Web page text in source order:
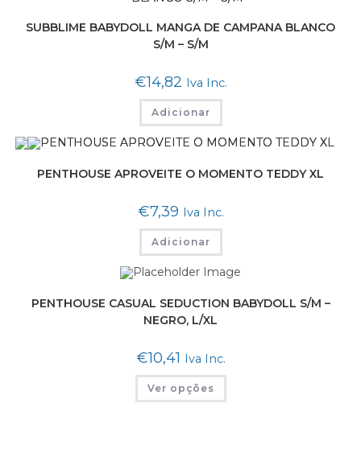
SUBBLIME BABYDOLL MANGA DE CAMPANA BLANCO
S/M – S/M
€14,82 Iva Inc.
Adicionar
PENTHOUSE APROVEITE O MOMENTO TEDDY XL
€7,39 Iva Inc.
Adicionar
PENTHOUSE CASUAL SEDUCTION BABYDOLL S/M –
NEGRO, L/XL
€10,41 Iva Inc.
Ver opções